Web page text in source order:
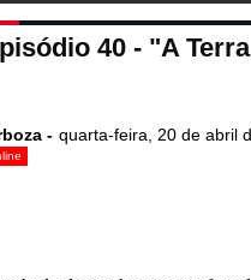
40 - "A
- quarta-feira, 20 de abril